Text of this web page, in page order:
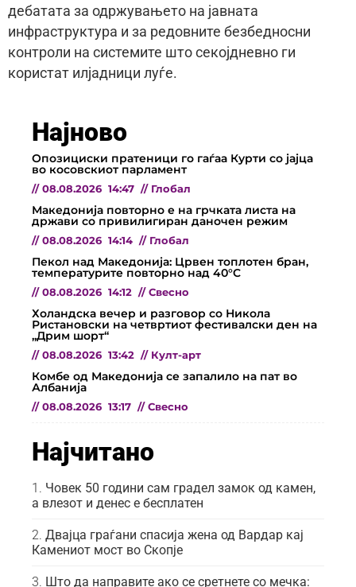
дебатата за одржувањето на јавната
инфраструктура и за редовните безбедносни
контроли на системите што секојдневно ги
користат илјадници луѓе.
Најново
Опозициски пратеници го гаѓаа Курти со јајца
во косовскиот парламент
// 08.08.2026 14:47 // Глобал
Македонија повторно е на грчката листа на
држави со привилигиран даночен режим
// 08.08.2026 14:14 // Глобал
Пекол над Македонија: Црвен топлотен бран,
температурите повторно над 40°C
// 08.08.2026 14:12 // Свесно
Холандска вечер и разговор со Никола
Ристановски на четвртиот фестивалски ден на
„Дрим шорт“
// 08.08.2026 13:42 // Култ-арт
Комбе од Македонија се запалило на пат во
Албанија
// 08.08.2026 13:17 // Свесно
Најчитано
Човек 50 години сам градел замок од камен,
а влезот и денес е бесплатен
Двајца граѓани спасија жена од Вардар кај
Камениот мост во Скопје
Што да направите ако се сретнете со мечка: